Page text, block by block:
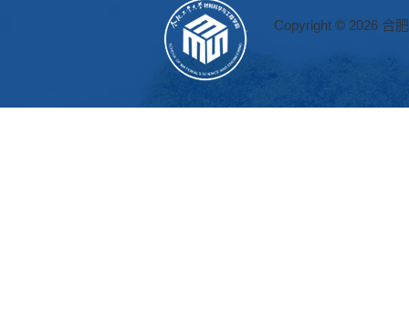
Copyright © 2026 合